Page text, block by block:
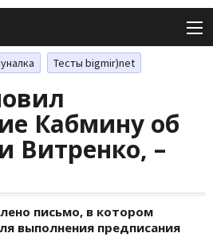
Тесты bigmir)net
Кабмину об
Витренко, –
письмо, в котором
выполнения предписания